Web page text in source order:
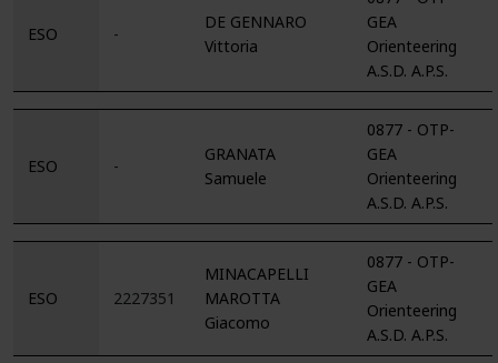
ESO -
DE GENNARO
Vittoria
GEA
Orienteering
A.S.D. A.P.S.
ESO -
GRANATA
Samuele
0877 - OTP-
GEA
Orienteering
A.S.D. A.P.S.
ESO 2227351
MINACAPELLI
MAROTTA
Giacomo
0877 - OTP-
GEA
Orienteering
A.S.D. A.P.S.